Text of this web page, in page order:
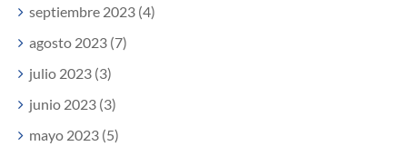
septiembre 2023 (4)
agosto 2023 (7)
julio 2023 (3)
junio 2023 (3)
mayo 2023 (5)